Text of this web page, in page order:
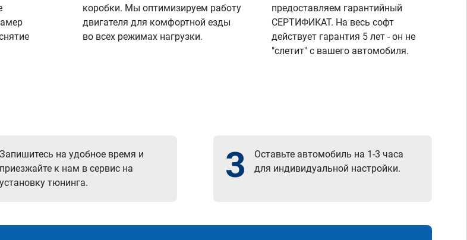
коробки. Мы оптимизируем работу
двигателя для комфортной езды
во всех режимах нагрузки.
предоставляем гарантийный
СЕРТИФИКАТ. На весь софт
действует гарантия 5 лет - он не
"слетит" с вашего автомобиля.
Запишитесь на удобное время и
приезжайте к нам в сервис на
установку тюнинга.
3
Оставьте автомобиль на 1-3 часа
для индивидуальной настройки.